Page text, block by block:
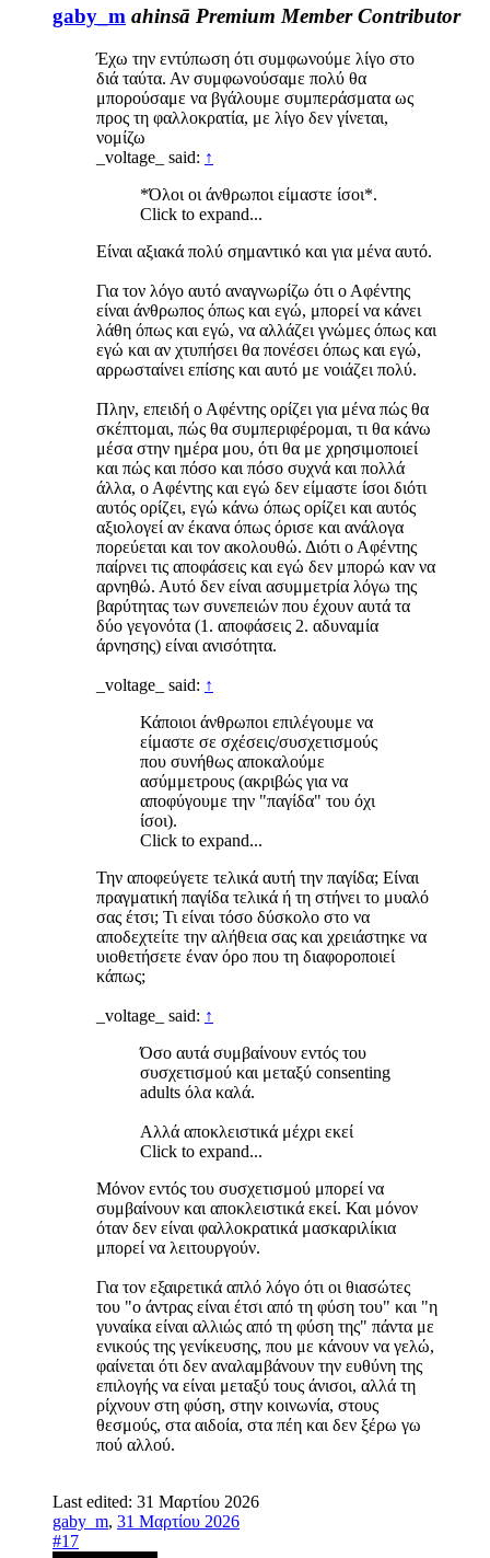
gaby_m ahinsā Premium Member Contributor
Έχω την εντύπωση ότι συμφωνούμε λίγο στο
διά ταύτα. Αν συμφωνούσαμε πολύ θα
μπορούσαμε να βγάλουμε συμπεράσματα ως
προς τη φαλλοκρατία, με λίγο δεν γίνεται,
νομίζω
_voltage_ said: ↑
*Όλοι οι άνθρωποι είμαστε ίσοι*.
Click to expand...
Είναι αξιακά πολύ σημαντικό και για μένα αυτό.
Για τον λόγο αυτό αναγνωρίζω ότι ο Αφέντης
είναι άνθρωπος όπως και εγώ, μπορεί να κάνει
λάθη όπως και εγώ, να αλλάζει γνώμες όπως και
εγώ και αν χτυπήσει θα πονέσει όπως και εγώ,
αρρωσταίνει επίσης και αυτό με νοιάζει πολύ.
Πλην, επειδή ο Αφέντης ορίζει για μένα πώς θα
σκέπτομαι, πώς θα συμπεριφέρομαι, τι θα κάνω
μέσα στην ημέρα μου, ότι θα με χρησιμοποιεί
και πώς και πόσο και πόσο συχνά και πολλά
άλλα, ο Αφέντης και εγώ δεν είμαστε ίσοι διότι
αυτός ορίζει, εγώ κάνω όπως ορίζει και αυτός
αξιολογεί αν έκανα όπως όρισε και ανάλογα
πορεύεται και τον ακολουθώ. Διότι ο Αφέντης
παίρνει τις αποφάσεις και εγώ δεν μπορώ καν να
αρνηθώ. Αυτό δεν είναι ασυμμετρία λόγω της
βαρύτητας των συνεπειών που έχουν αυτά τα
δύο γεγονότα (1. αποφάσεις 2. αδυναμία
άρνησης) είναι ανισότητα.
_voltage_ said: ↑
Κάποιοι άνθρωποι επιλέγουμε να
είμαστε σε σχέσεις/συσχετισμούς
που συνήθως αποκαλούμε
ασύμμετρους (ακριβώς για να
αποφύγουμε την "παγίδα" του όχι
ίσοι).
Click to expand...
Την αποφεύγετε τελικά αυτή την παγίδα; Είναι
πραγματική παγίδα τελικά ή τη στήνει το μυαλό
σας έτσι; Τι είναι τόσο δύσκολο στο να
αποδεχτείτε την αλήθεια σας και χρειάστηκε να
υιοθετήσετε έναν όρο που τη διαφοροποιεί
κάπως;
_voltage_ said: ↑
Όσο αυτά συμβαίνουν εντός του
συσχετισμού και μεταξύ consenting
adults όλα καλά.
Αλλά αποκλειστικά μέχρι εκεί
Click to expand...
Μόνον εντός του συσχετισμού μπορεί να
συμβαίνουν και αποκλειστικά εκεί. Και μόνον
όταν δεν είναι φαλλοκρατικά μασκαριλίκια
μπορεί να λειτουργούν.
Για τον εξαιρετικά απλό λόγο ότι οι θιασώτες
του "ο άντρας είναι έτσι από τη φύση του" και "η
γυναίκα είναι αλλιώς από τη φύση της" πάντα με
ενικούς της γενίκευσης, που με κάνουν να γελώ,
φαίνεται ότι δεν αναλαμβάνουν την ευθύνη της
επιλογής να είναι μεταξύ τους άνισοι, αλλά τη
ρίχνουν στη φύση, στην κοινωνία, στους
θεσμούς, στα αιδοία, στα πέη και δεν ξέρω γω
πού αλλού.
Last edited: 31 Μαρτίου 2026
gaby_m, 31 Μαρτίου 2026
#17